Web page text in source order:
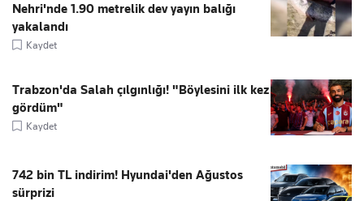
Nehri'nde 1.90 metrelik dev yayın balığı
yakalandı
Kaydet
Trabzon'da Salah çılgınlığı! "Böylesini ilk kez
gördüm"
Kaydet
742 bin TL indirim! Hyundai'den Ağustos
sürprizi